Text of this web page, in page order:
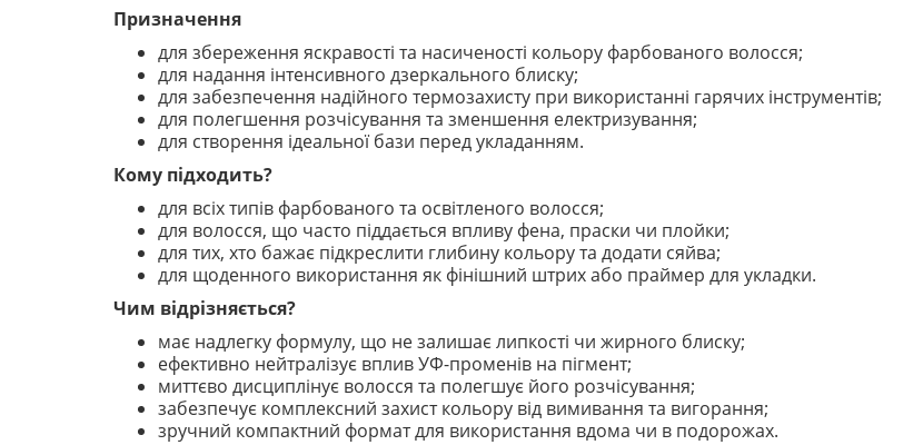
Призначення
для збереження яскравості та насиченості кольору фарбованого волосся;
для надання інтенсивного дзеркального блиску;
для забезпечення надійного термозахисту при використанні гарячих інструментів;
для полегшення розчісування та зменшення електризування;
для створення ідеальної бази перед укладанням.
Кому підходить?
для всіх типів фарбованого та освітленого волосся;
для волосся, що часто піддається впливу фена, праски чи плойки;
для тих, хто бажає підкреслити глибину кольору та додати сяйва;
для щоденного використання як фінішний штрих або праймер для укладки.
Чим відрізняється?
має надлегку формулу, що не залишає липкості чи жирного блиску;
ефективно нейтралізує вплив УФ-променів на пігмент;
миттєво дисциплінує волосся та полегшує його розчісування;
забезпечує комплексний захист кольору від вимивання та вигорання;
зручний компактний формат для використання вдома чи в подорожах.